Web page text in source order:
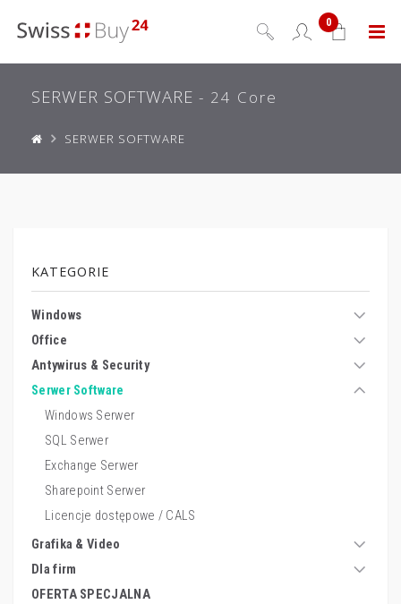
Menu
0
SERWER SOFTWARE - 24 Core
SERWER SOFTWARE
KATEGORIE
Windows
Office
Antywirus & Security
Serwer Software
Windows Serwer
SQL Serwer
Exchange Serwer
Sharepoint Serwer
Licencje dostępowe / CALS
Grafika & Video
Dla firm
OFERTA SPECJALNA